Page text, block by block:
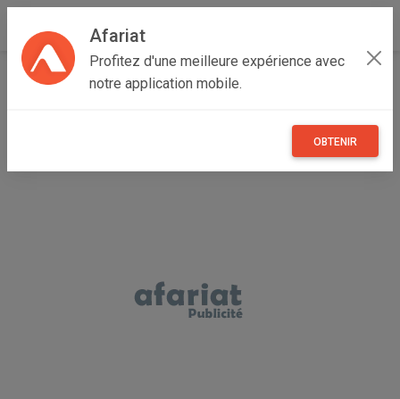
Afariat
Profitez d'une meilleure expérience avec
notre application mobile.
OBTENIR
Accueil Annonceur Mohamed